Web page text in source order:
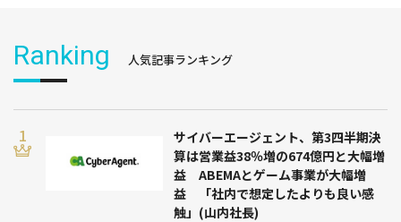
Ranking 人気記事ランキング
サイバーエージェント、第3四半期決
算は営業益38％増の674億円と大幅増
益 ABEMAとゲーム事業が大幅増
益 「社内で想定したよりも良い感
触」(山内社長)